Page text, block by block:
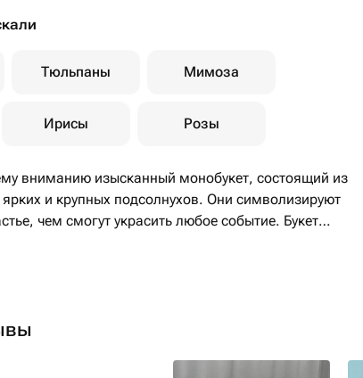
Тюльпаны Мимоза
Ирисы Розы
вниманию изысканный монобукет, состоящий из
и крупных подсолнухов. Они символизируют
чем смогут украсить любое событие. Букет
экологически чистую и стильную бумагу Крафт.